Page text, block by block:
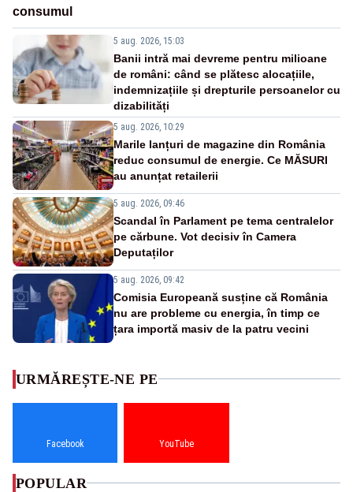
consumul
5 aug. 2026, 15:03
Banii intră mai devreme pentru milioane
de români: când se plătesc alocațiile,
indemnizațiile și drepturile persoanelor cu
dizabilități
5 aug. 2026, 10:29
Marile lanțuri de magazine din România
reduc consumul de energie. Ce MĂSURI
au anunțat retailerii
5 aug. 2026, 09:46
Scandal în Parlament pe tema centralelor
pe cărbune. Vot decisiv în Camera
Deputaților
5 aug. 2026, 09:42
Comisia Europeană susține că România
nu are probleme cu energia, în timp ce
țara importă masiv de la patru vecini
URMĂREȘTE-NE PE
Facebook YouTube
POPULAR